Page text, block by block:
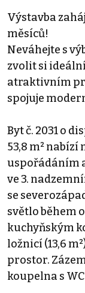
Výstavba
měsíců!
Neváhejte s
zvolit si
atraktivním
spojuje
Byt č. 2031 o
53,8 m²
uspořádáním
ve 3.
se
světlo během
kuchyňským
ložnicí (13,6
prostor.
koupelna s